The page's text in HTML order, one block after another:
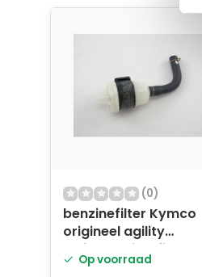
(0)
benzinefilter Kymco
origineel agility
delivery, dink, filly,
Kymco Agility, vitality,
Op voorraad